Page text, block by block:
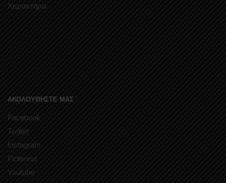
Χαρακτήρα
ΑΚΟΛΟΥΘΗΣΤΕ ΜΑΣ
Facebook
Twitter
Instagram
Pinterest
Youtube